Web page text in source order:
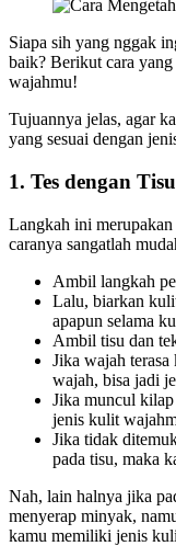
Siapa sih yang nggak
baik? Berikut cara
wajahmu!
Tujuannya jelas, agar
yang sesuai dengan
1. Tes dengan Tisu
Langkah ini
caranya sangatlah
Ambil langkah
Lalu, biarkan
apapun selama
Ambil tisu dan
Jika wajah
wajah, bisa jadi
Jika muncul
jenis kulit
Jika tidak
pada tisu, maka
Nah, lain halnya jika
menyerap minyak,
kamu memiliki jenis